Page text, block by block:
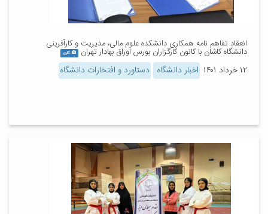
انعقاد تفاهم نامه همکاری دانشکده علوم مالی، مدیریت و کارآفرینی
دانشگاه کاشان با کانون کارگزاران بورس اوراق بهادار تهران گالری
۱۲ خرداد ۱۴۰۱ اخبار دانشگاه دستاورد و افتخارات دانشگاه